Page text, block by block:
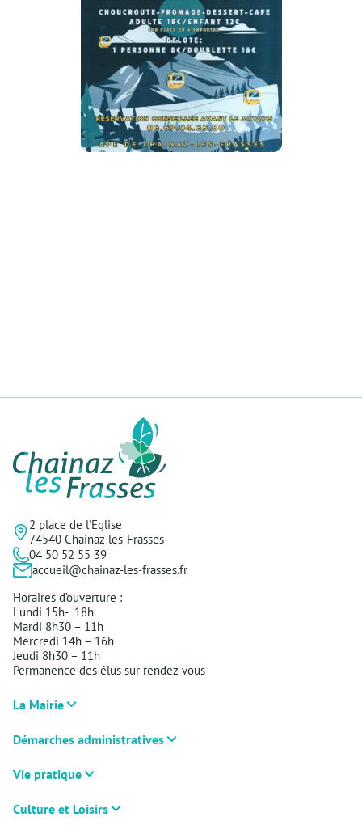
2 place de l'Eglise
74540 Chainaz-les-Frasses
04 50 52 55 39
accueil@chainaz-les-frasses.fr
Horaires d’ouverture :
Lundi 15h- 18h
Mardi 8h30 – 11h
Mercredi 14h – 16h
Jeudi 8h30 – 11h
Permanence des élus sur rendez-vous
La Mairie
Démarches administratives
Vie pratique
Culture et Loisirs